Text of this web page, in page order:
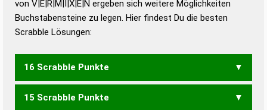
Duden – Die deutsche Grammatik
Duden – Deutsches
von V|E|R|M|I|X|E|N ergeben sich weitere Möglichkeiten
Buchstabensteine zu legen. Hier findest Du die besten
Scrabble Lösungen:
16 Scrabble Punkte
REMIXEN
15 Scrabble Punkte